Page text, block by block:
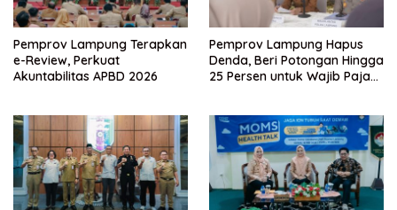
Pemprov Lampung Terapkan
e-Review, Perkuat
Akuntabilitas APBD 2026
Pemprov Lampung Hapus
Denda, Beri Potongan Hingga
25 Persen untuk Wajib Pajak